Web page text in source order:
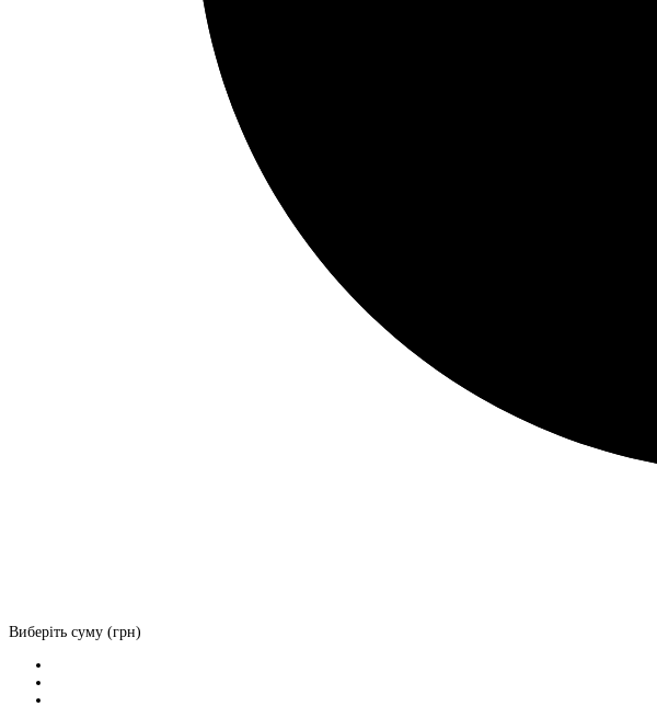
Виберіть суму (грн)